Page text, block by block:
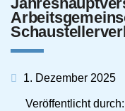
1. Dezember 2025
Veröffentlicht durch: